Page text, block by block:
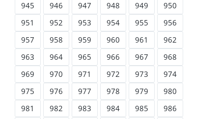
945
946 947 948 949
950
951
952 953 954 955
956
957
958 959 960 961
962
963
964 965 966 967
968
969
970 971 972 973
974
975
976 977 978 979
980
981
982 983 984 985
986